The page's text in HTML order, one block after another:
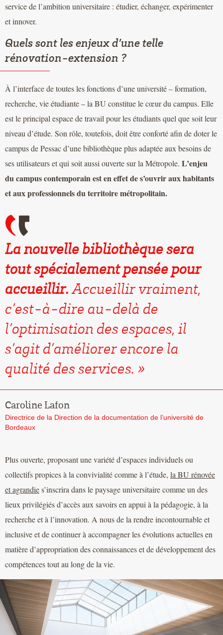
service de l’ambition universitaire : étudier, échanger, expérimenter
et innover.
Quels sont les enjeux d’une telle
rénovation-extension ?
À l’interface de toutes les fonctions d’une université – formation,
recherche, vie étudiante – la BU constitue le cœur du campus. Elle
est le principal espace de travail pour les étudiants quel que soit leur
niveau d’étude. Son rôle, toutefois, doit être conforté afin de doter le
campus de Pessac d’une bibliothèque plus adaptée aux besoins de
ses utilisateurs et qui soit aussi ouverte sur la Métropole. L’enjeu
du campus contemporain est en effet de s’ouvrir aux habitants
et aux professionnels du territoire métropolitain.
La nouvelle bibliothèque sera
tout spécialement pensée pour
accueillir.Accueillir vraiment,
c’est-à-dire au-delà de
l’optimisation des espaces, il
s’agit d’améliorer encore la
qualité des services.
Caroline Lafon
Directrice de la Direction de la documentation de l’université de
Bordeaux
Plus ouverte, proposant une variété d’espaces individuels ou
collectifs propices à la convivialité comme à l’étude, la BU rénovée
et agrandies’inscrira dans le paysage universitaire comme un des
lieux privilégiés d’accès aux savoirs en appui à la pédagogie, à la
recherche et à l’innovation. A nous de la rendre incontournable et
inclusive et de continuer à accompagner les évolutions actuelles en
matière d’appropriation des connaissances et de développement des
compétences tout au long de la vie.